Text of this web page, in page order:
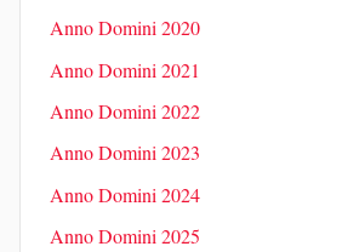
Anno Domini 2020
Anno Domini 2021
Anno Domini 2022
Anno Domini 2023
Anno Domini 2024
Anno Domini 2025